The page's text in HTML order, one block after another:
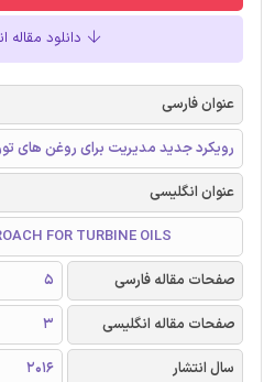
دانلود مقاله
عنوان فارسی
رویکرد جدید مدیریت برای روغن های
عنوان انگلیسی
FOR TURBINE OILS
صفحات مقاله فارسی
5
صفحات مقاله انگلیسی
3
سال انتشار
2016